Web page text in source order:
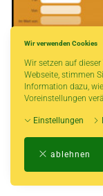
Wir verwenden Cookies
Wir setzen auf
Webseite, stimmen
Information dazu,
Voreinstellungen
Einstellungen
ablehnen
* gilt für Lieferungen
entnehmen Sie bitte
Impressum-AGB-
Biozertifikat